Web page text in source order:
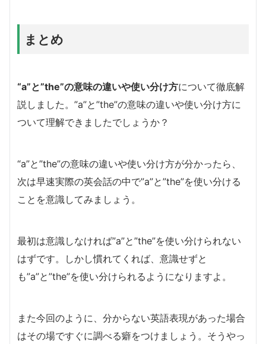
まとめ
“a”と”the”の意味の違いや使い分け方について徹底解
説しました。”a”と”the”の意味の違いや使い分け方に
ついて理解できましたでしょうか？
“a”と”the”の意味の違いや使い分け方が分かったら、
次は早速実際の英会話の中で”a”と”the”を使い分ける
ことを意識してみましょう。
最初は意識しなければ”a”と”the”を使い分けられない
はずです。しかし慣れてくれば、意識せずと
も”a”と”the”を使い分けられるようになりますよ。
また今回のように、分からない英語表現があった場合
はその場ですぐに調べる癖をつけましょう。そうやっ